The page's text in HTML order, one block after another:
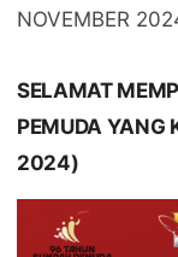
NOVEMBER
SELAMAT
PEMUDA YANG
2024)